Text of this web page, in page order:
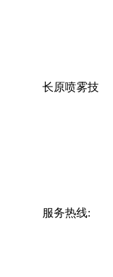
长原喷雾技
服务热线: